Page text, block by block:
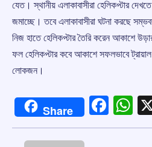
যেত। স্থানীয় এলাকাবাসীরা হেলিকপ্টার
জমাচ্ছে। তবে এলাকাবাসীরা ঘটনা করছে
নিজ হাতে হেলিকপ্টার তৈরি করেন আকাশে উড়ার
ফল হেলিকপ্টার কবে আকাশে সফলভাবে
লোকজন।
Share